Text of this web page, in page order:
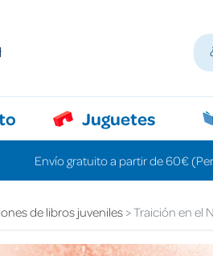
Juguetes
Envío gratuito a partir de 60€
de libros juveniles Traición en el